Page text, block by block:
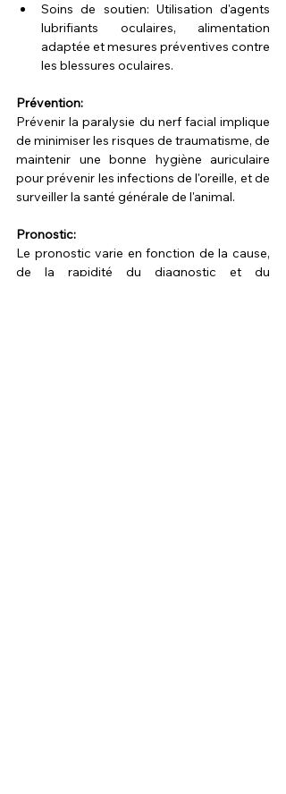
Soins de soutien: Utilisation d'agents
lubrifiants oculaires, alimentation
adaptée et mesures préventives contre
les blessures oculaires.
Prévention:
Prévenir la paralysie du nerf facial implique
de minimiser les risques de traumatisme, de
maintenir une bonne hygiène auriculaire
pour prévenir les infections de l'oreille, et de
surveiller la santé générale de l'animal.
Pronostic:
Le pronostic varie en fonction de la cause,
de la rapidité du diagnostic et du